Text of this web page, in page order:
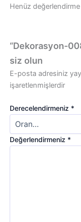
Henüz değerlendirme
“Dekorasyon-
siz olun
E-posta adresiniz
işaretlenmişlerdir
Derecelendirmeniz *
Değerlendirmeniz *